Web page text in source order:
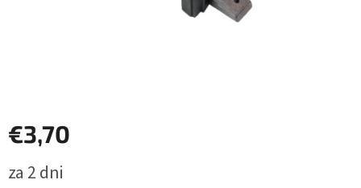
€3,70
cena:
za 2 dni